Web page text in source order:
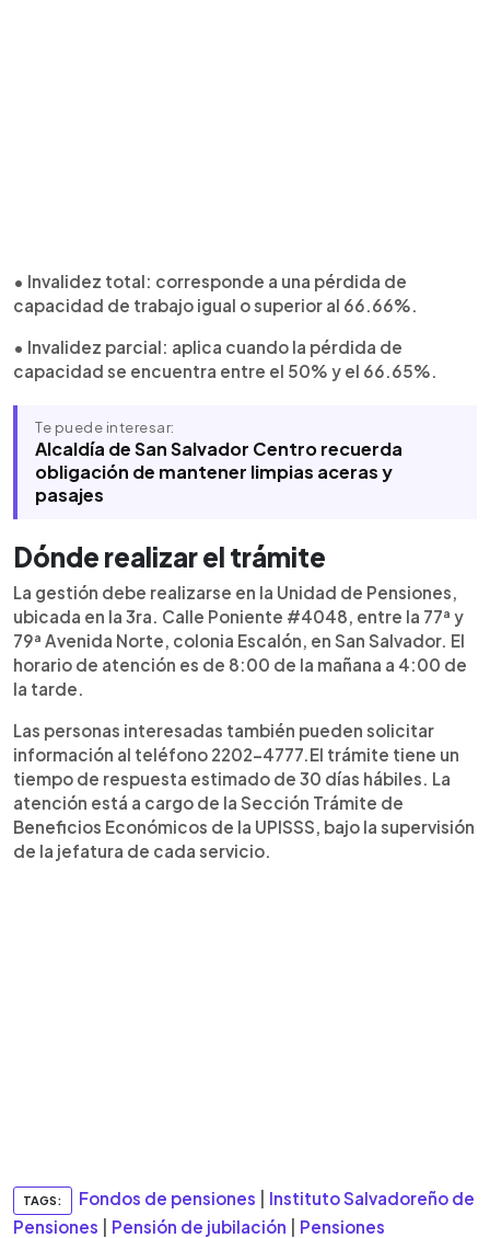
• Invalidez total: corresponde a una pérdida de
capacidad de trabajo igual o superior al 66.66%.
• Invalidez parcial: aplica cuando la pérdida de
capacidad se encuentra entre el 50% y el 66.65%.
Te puede interesar:
Alcaldía de San Salvador Centro recuerda
obligación de mantener limpias aceras y
pasajes
Dónde realizar el trámite
La gestión debe realizarse en la Unidad de Pensiones,
ubicada en la 3ra. Calle Poniente #4048, entre la 77ª y
79ª Avenida Norte, colonia Escalón, en San Salvador. El
horario de atención es de 8:00 de la mañana a 4:00 de
la tarde.
Las personas interesadas también pueden solicitar
información al teléfono 2202-4777.El trámite tiene un
tiempo de respuesta estimado de 30 días hábiles. La
atención está a cargo de la Sección Trámite de
Beneficios Económicos de la UPISSS, bajo la supervisión
de la jefatura de cada servicio.
TAGS: Fondos de pensiones
Instituto Salvadoreño de
Pensiones
Pensión de jubilación Pensiones